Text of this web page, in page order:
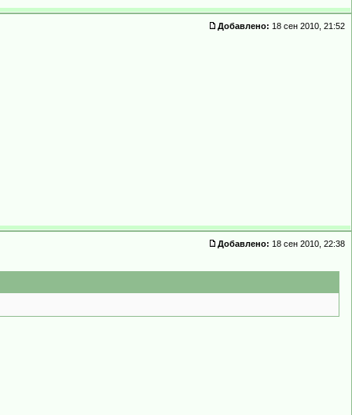
Добавлено: 18 сен 2010, 21:52
Добавлено: 18 сен 2010, 22:38